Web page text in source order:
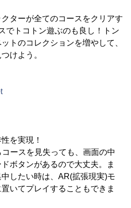
ターが全てのコースをクリアす
でトコトン遊ぶのも良し！トン
トのコレクションを増やして、
けよう。
を実現！
ースを見失っても、画面の中
ボタンがあるので大丈夫。ま
したい時は、AR(拡張現実)モ
いてプレイすることもできま